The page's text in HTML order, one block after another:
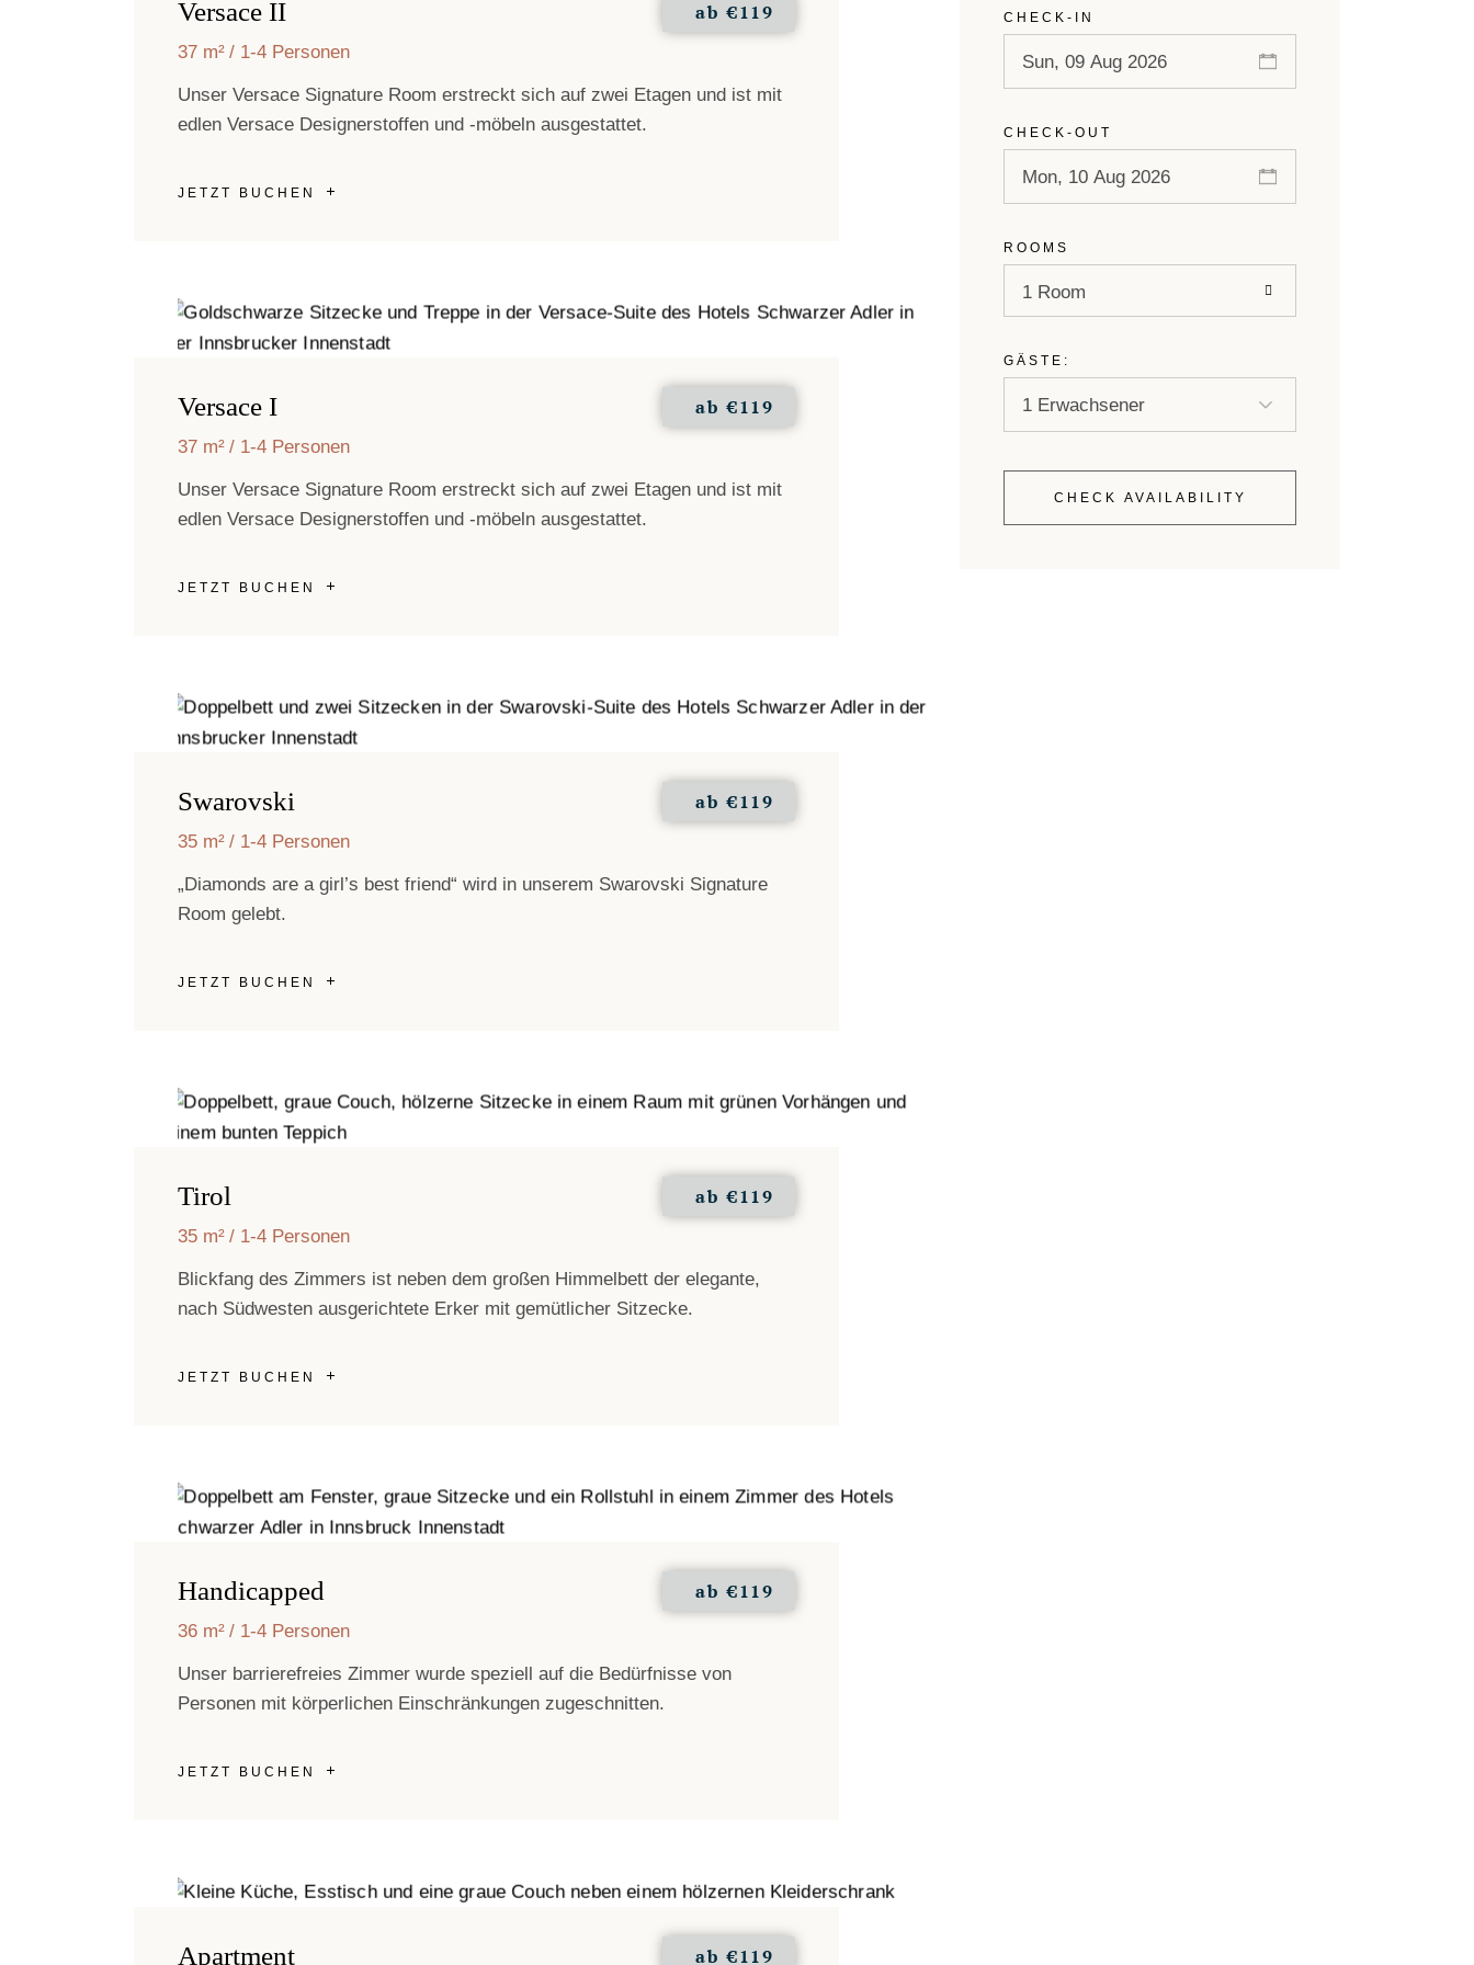
Versace II ab €119
37 m² 1-4 Personen
Unser Versace Signature Room erstreckt sich auf zwei Etagen und ist mit
edlen Versace Designerstoffen und -möbeln ausgestattet.
JETZT BUCHEN
Versace I ab €119
37 m² 1-4 Personen
Unser Versace Signature Room erstreckt sich auf zwei Etagen und ist mit
edlen Versace Designerstoffen und -möbeln ausgestattet.
JETZT BUCHEN
Swarovski ab €119
35 m² 1-4 Personen
„Diamonds are a girl’s best friend“ wird in unserem Swarovski Signature
Room gelebt.
JETZT BUCHEN
Tirol ab €119
35 m² 1-4 Personen
Blickfang des Zimmers ist neben dem großen Himmelbett der elegante,
nach Südwesten ausgerichtete Erker mit gemütlicher Sitzecke.
JETZT BUCHEN
Handicapped ab €119
36 m² 1-4 Personen
Unser barrierefreies Zimmer wurde speziell auf die Bedürfnisse von
Personen mit körperlichen Einschränkungen zugeschnitten.
JETZT BUCHEN
Apartment ab €119
CHECK-IN
CHECK-OUT
ROOMS
1 Room
GÄSTE:
CHECK AVAILABILITY